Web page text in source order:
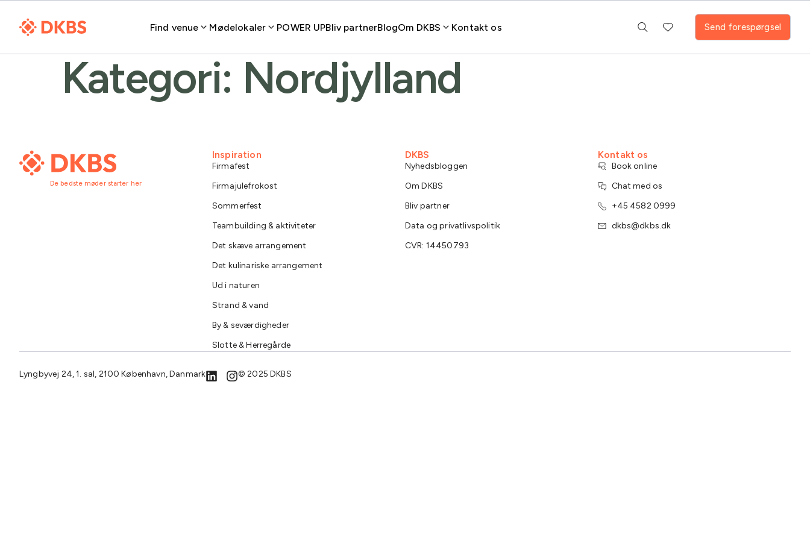
Find venue Mødelokaler POWER UPBliv partnerBlogOm DKBS Kontakt os Send forespørgsel
Kategori: Nordjylland
De bedste møder starter her
Inspiration
Firmafest
Firmajulefrokost
Sommerfest
Teambuilding & aktiviteter
Det skæve arrangement
Det kulinariske arrangement
Ud i naturen
Strand & vand
By & seværdigheder
Slotte & Herregårde
DKBS
Nyhedsbloggen
Om DKBS
Bliv partner
Data og privatlivspolitik
CVR: 14450793
Kontakt os
Book online
Chat med os
+45 4582 0999
dkbs@dkbs.dk
Lyngbyvej 24, 1. sal, 2100 København, Danmark © 2025 DKBS